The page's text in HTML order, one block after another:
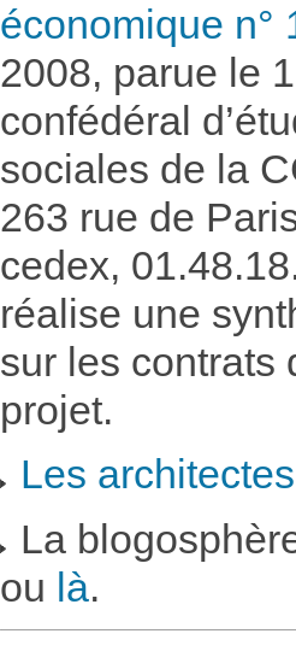
économique n°
2008, parue le
confédéral
sociales de la
263 rue de
cedex,
réalise une
sur les contrats
projet.
Les
La
ou là.